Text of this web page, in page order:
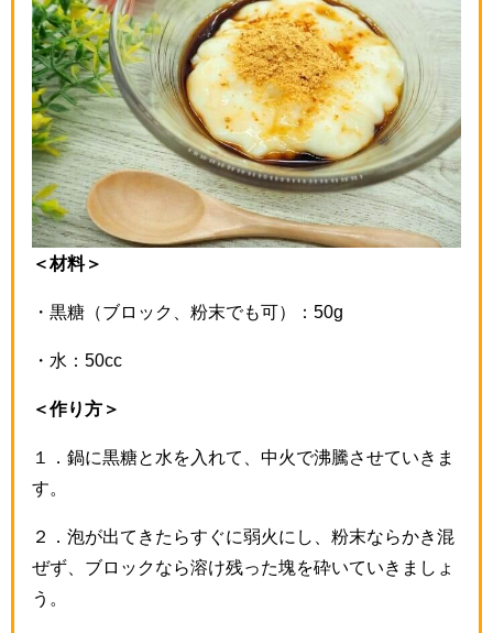
＜材料＞
・黒糖（ブロック、粉末でも可）：50g
・水：50cc
＜作り方＞
１．鍋に黒糖と水を入れて、中火で沸騰させていきま
す。
２．泡が出てきたらすぐに弱火にし、粉末ならかき混
ぜず、ブロックなら溶け残った塊を砕いていきましょ
う。